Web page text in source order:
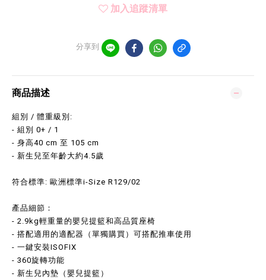
加入追蹤清單
分享到
商品描述
組別 / 體重級別:
- 組別 0+ / 1
- 身高40 cm 至 105 cm
- 新生兒至年齡大約4.5歲
符合標準: 歐洲標準i-Size R129/02
產品細節：
- 2.9kg輕重量的嬰兒提籃和高品質座椅
- 搭配適用的適配器（單獨購買）可搭配推車使用
- 一鍵安裝ISOFIX
- 360旋轉功能
- 新生兒內墊（嬰兒提籃）